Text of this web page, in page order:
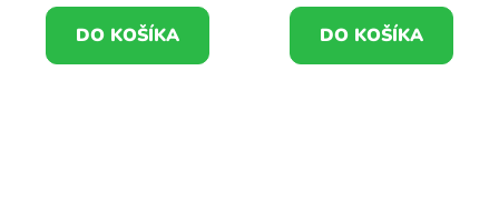
DO KOŠÍKA DO KOŠÍKA